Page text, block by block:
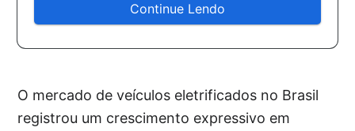
Continue Lendo
O mercado de veículos eletrificados no Brasil
registrou um crescimento expressivo em